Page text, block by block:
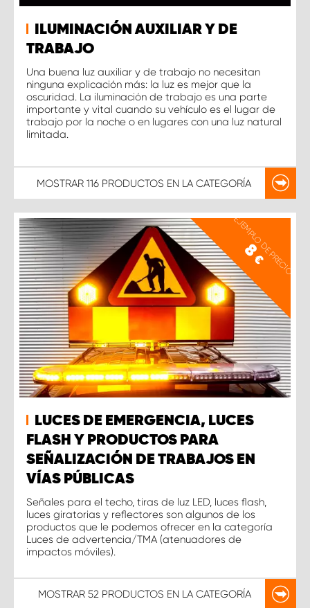
ILUMINACIÓN AUXILIAR Y DE
TRABAJO
Una buena luz auxiliar y de trabajo no necesitan
ninguna explicación más: la luz es mejor que la
oscuridad. La iluminación de trabajo es una parte
importante y vital cuando su vehículo es el lugar de
trabajo por la noche o en lugares con una luz natural
limitada.
MOSTRAR 116 PRODUCTOS EN LA CATEGORÍA
EJEMPLO DE PRECIO
8
€
LUCES DE EMERGENCIA, LUCES
FLASH Y PRODUCTOS PARA
SEÑALIZACIÓN DE TRABAJOS EN
VÍAS PÚBLICAS
Señales para el techo, tiras de luz LED, luces flash,
luces giratorias y reflectores son algunos de los
productos que le podemos ofrecer en la categoría
Luces de advertencia/TMA (atenuadores de
impactos móviles).
MOSTRAR 52 PRODUCTOS EN LA CATEGORÍA